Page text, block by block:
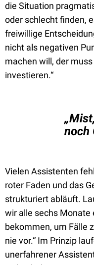
die Situation
oder schlecht finden,
freiwillige
nicht als negativen
machen will, der
investieren.“
noch
Vielen Assistenten
roter Faden und das
strukturiert abläuft.
wir alle sechs Monate
bekommen, um Fälle
nie vor.“ Im Prinzip
unerfahrener